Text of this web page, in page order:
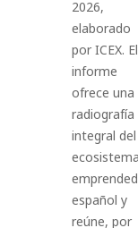
2026,
elaborado
por ICEX. El
informe
ofrece una
radiografía
integral del
español y
reúne, por